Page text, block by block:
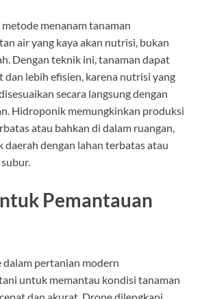
menanam tanaman
air yang kaya akan nutrisi, bukan
Dengan teknik ini, tanaman dapat
dan lebih efisien, karena nutrisi yang
secara langsung dengan
Hidroponik memungkinkan produksi
atau bahkan di dalam ruangan,
daerah dengan lahan terbatas atau
Pemantauan
dalam pertanian modern
untuk memantau kondisi tanaman